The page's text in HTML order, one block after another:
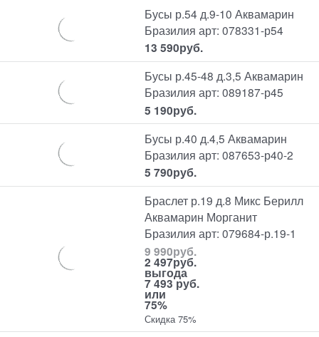
Бусы р.54 д.9-10 Аквамарин
Бразилия арт: 078331-р54
13 590руб.
Бусы р.45-48 д.3,5 Аквамарин
Бразилия арт: 089187-р45
5 190руб.
Бусы р.40 д.4,5 Аквамарин
Бразилия арт: 087653-р40-2
5 790руб.
Браслет р.19 д.8 Микс Берилл
Аквамарин Морганит
Бразилия арт: 079684-р.19-1
9 990руб.
2 497руб.
выгода
7 493 руб.
или
75%
Скидка 75%